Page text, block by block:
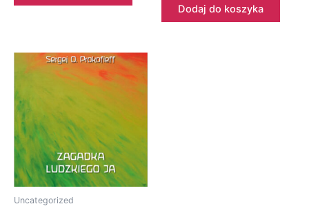
Dodaj do koszyka
Uncategorized